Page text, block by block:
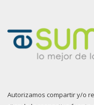
Autorizamos compartir y/o